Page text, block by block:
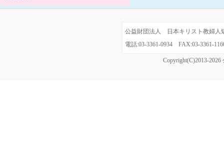
公益財団法人 日本キリスト教婦
電話:03-3361-0934 FAX:03-
Copyright(C)2013-